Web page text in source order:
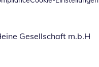
Gesellschaft m.b.H